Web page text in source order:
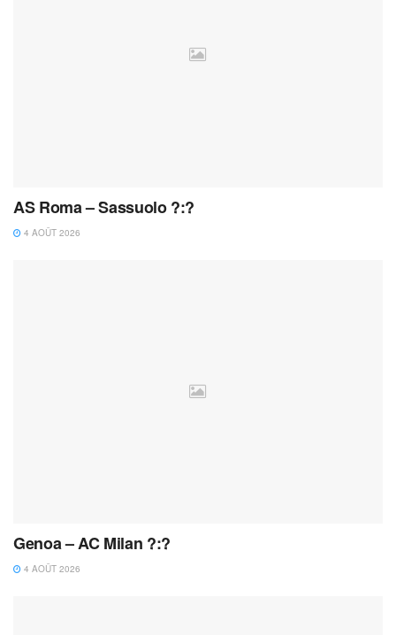
AS Roma – Sassuolo ?:?
4 AOÛT 2026
Genoa – AC Milan ?:?
4 AOÛT 2026